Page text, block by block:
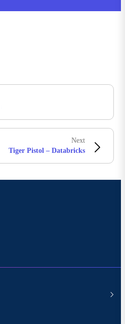
Next
Tiger Pistol – Databricks